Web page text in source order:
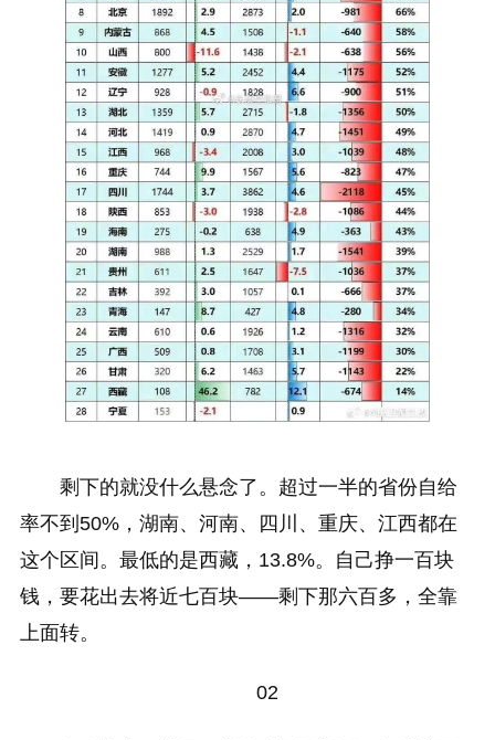
剩下的就没什么悬念了。超过一半的省份自给
率不到50%，湖南、河南、四川、重庆、江西都在
这个区间。最低的是西藏，13.8%。自己挣一百块
钱，要花出去将近七百块——剩下那六百多，全靠
上面转。
02